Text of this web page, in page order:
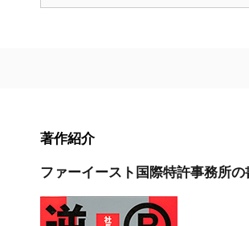
索:
著作紹介
ファーイースト国際特許事務所の